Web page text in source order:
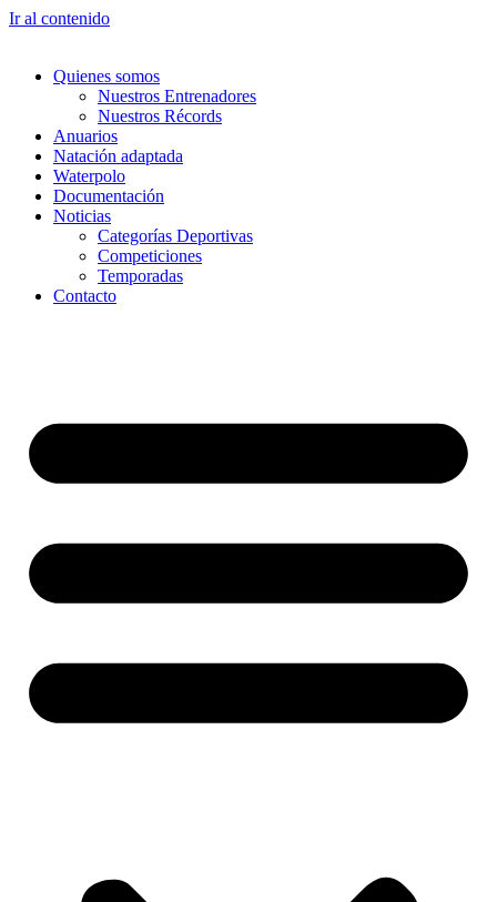
Ir al contenido
Quienes somos
Nuestros Entrenadores
Nuestros Récords
Anuarios
Natación adaptada
Waterpolo
Documentación
Noticias
Categorías Deportivas
Competiciones
Temporadas
Contacto